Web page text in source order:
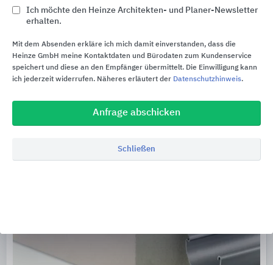
Ich möchte den Heinze Architekten- und Planer-Newsletter
erhalten.
Mit dem Absenden erkläre ich mich damit einverstanden, dass die
Heinze GmbH meine Kontaktdaten und Bürodaten zum Kundenservice
speichert und diese an den Empfänger übermittelt. Die Einwilligung kann
ich jederzeit widerrufen. Näheres erläutert der Datenschutzhinweis.
Anfrage abschicken
Schließen